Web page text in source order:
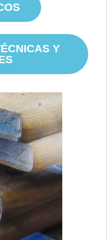
Y